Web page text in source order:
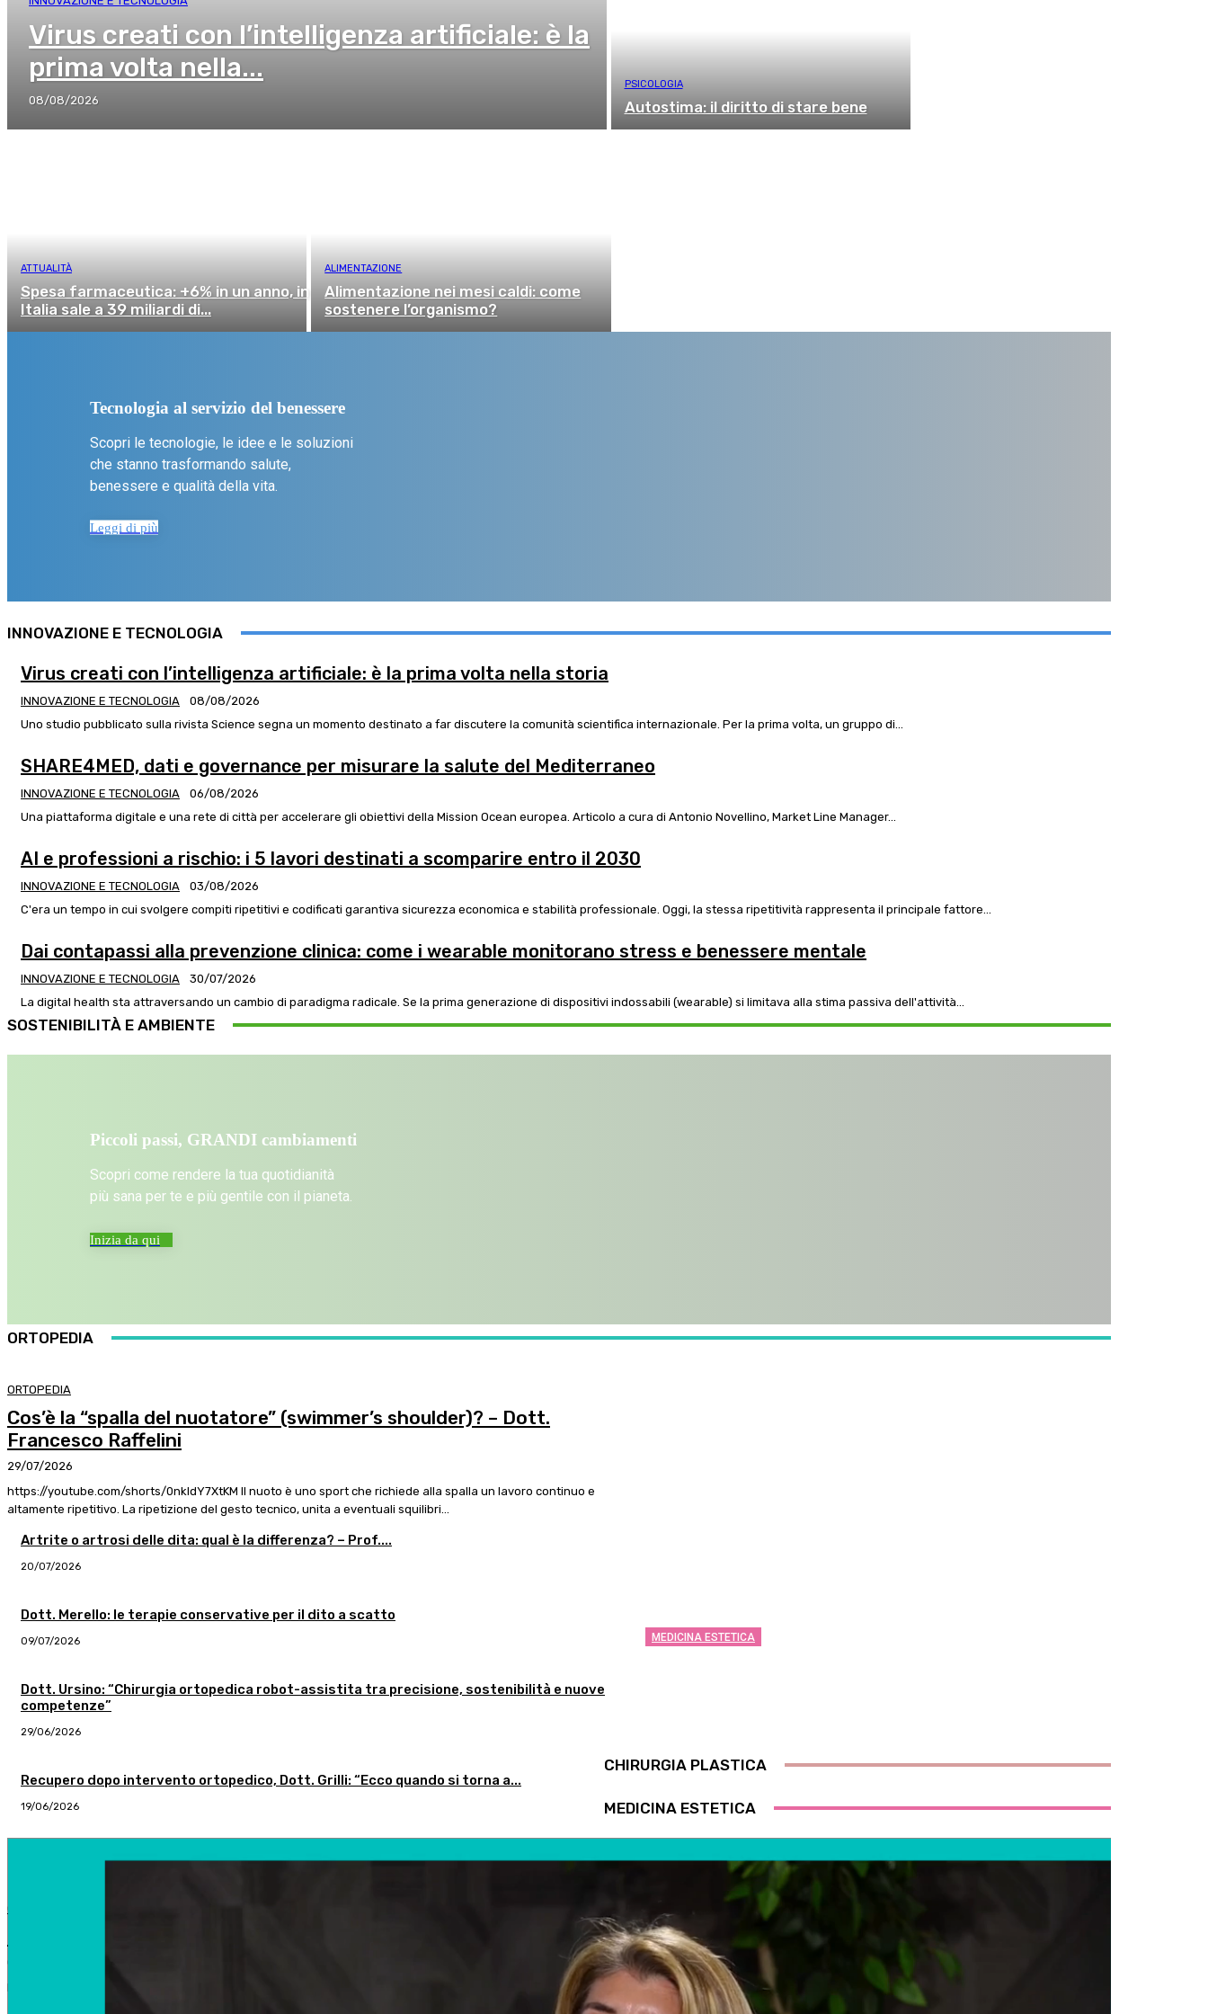
Virus creati con l’intelligenza artificiale: è la
prima volta nella...
08/08/2026
PSICOLOGIA
Autostima: il diritto di stare bene
ATTUALITÀ
Spesa farmaceutica: +6% in un anno, in
Italia sale a 39 miliardi di...
ALIMENTAZIONE
Alimentazione nei mesi caldi: come
sostenere l’organismo?
Tecnologia al servizio del benessere
Scopri le tecnologie, le idee e le soluzioni
che stanno trasformando salute,
benessere e qualità della vita.
Leggi di più
INNOVAZIONE E TECNOLOGIA
Virus creati con l’intelligenza artificiale: è la prima volta nella storia
INNOVAZIONE E TECNOLOGIA
08/08/2026
Uno studio pubblicato sulla rivista Science segna un momento destinato a far discutere la comunità scientifica internazionale. Per la prima volta, un gruppo di...
SHARE4MED, dati e governance per misurare la salute del Mediterraneo
INNOVAZIONE E TECNOLOGIA
06/08/2026
Una piattaforma digitale e una rete di città per accelerare gli obiettivi della Mission Ocean europea. Articolo a cura di Antonio Novellino, Market Line Manager...
AI e professioni a rischio: i 5 lavori destinati a scomparire entro il 2030
INNOVAZIONE E TECNOLOGIA
03/08/2026
C'era un tempo in cui svolgere compiti ripetitivi e codificati garantiva sicurezza economica e stabilità professionale. Oggi, la stessa ripetitività rappresenta il principale fattore...
Dai contapassi alla prevenzione clinica: come i wearable monitorano stress e benessere mentale
INNOVAZIONE E TECNOLOGIA
30/07/2026
La digital health sta attraversando un cambio di paradigma radicale. Se la prima generazione di dispositivi indossabili (wearable) si limitava alla stima passiva dell'attività...
SOSTENIBILITÀ E AMBIENTE
Piccoli passi, GRANDI cambiamenti
Scopri come rendere la tua quotidianità
più sana per te e più gentile con il pianeta.
Inizia da qui
ORTOPEDIA
ORTOPEDIA
Cos’è la “spalla del nuotatore” (swimmer’s shoulder)? – Dott.
Francesco Raffelini
29/07/2026
https://youtube.com/shorts/0nkldY7XtKM Il nuoto è uno sport che richiede alla spalla un lavoro continuo e
altamente ripetitivo. La ripetizione del gesto tecnico, unita a eventuali squilibri...
Artrite o artrosi delle dita: qual è la differenza? – Prof....
20/07/2026
Dott. Merello: le terapie conservative per il dito a scatto
09/07/2026
Dott. Ursino: “Chirurgia ortopedica robot-assistita tra precisione, sostenibilità e nuove
competenze”
29/06/2026
Recupero dopo intervento ortopedico, Dott. Grilli: “Ecco quando si torna a...
19/06/2026
MEDICINA ESTETICA
CHIRURGIA PLASTICA
CHIRURGIA PLASTICA
Mastoplastica, cosa si valuta durante la prima visita? – Dott.ssa Emmanuelle Vigna
04/08/2026
https://youtube.com/shorts/NZrfEklmPXw La mastoplastica, sia essa additiva, riduttiva o una mastopessi, non è un intervento standardizzato, ma un percorso che deve essere costruito sulla singola paziente....
MEDICINA ESTETICA